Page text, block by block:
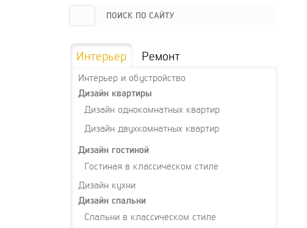
Интерьер Ремонт
Интерьер и обустройство
Дизайн квартиры
Дизайн однокомнатных квартир
Дизайн двухкомнатных квартир
Дизайн гостиной
Гостиная в классическом стиле
Дизайн кухни
Дизайн спальни
Спальни в классическом стиле